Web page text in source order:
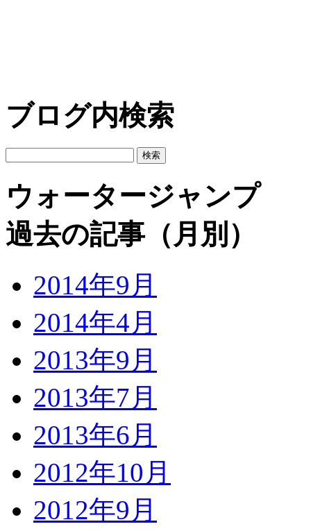
ブログ内検索
ウォータージャンプ
過去の記事（月別）
2014年9月
2014年4月
2013年9月
2013年7月
2013年6月
2012年10月
2012年9月